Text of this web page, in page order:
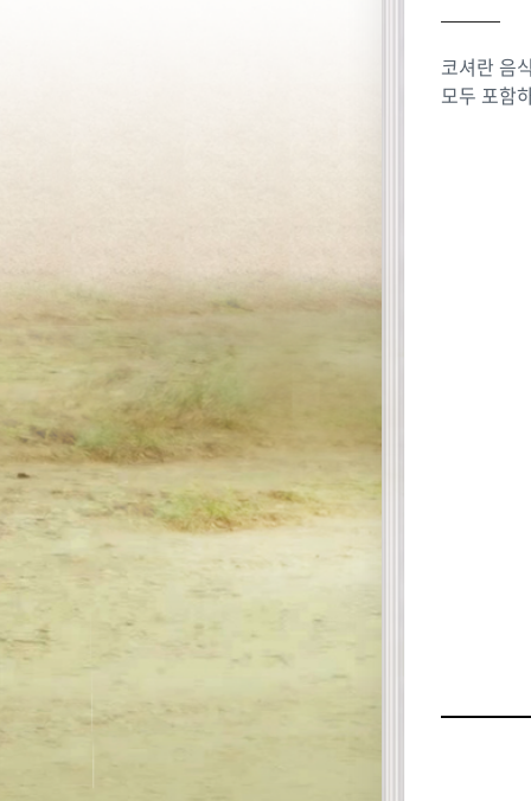
코셔란 음
모두 포함